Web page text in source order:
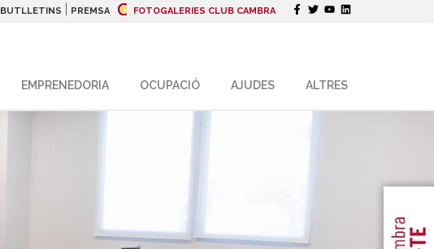
BUTLLETINS PREMSA FOTOGALERIES CLUB CAMBRA
EMPRENEDORIA OCUPACIÓ AJUDES ALTRES